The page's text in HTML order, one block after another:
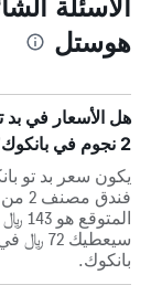
هوستل
هل الأسعار في بد
2 نجوم في بانكوك؟
يكون سعر بد تو
بانكوك.